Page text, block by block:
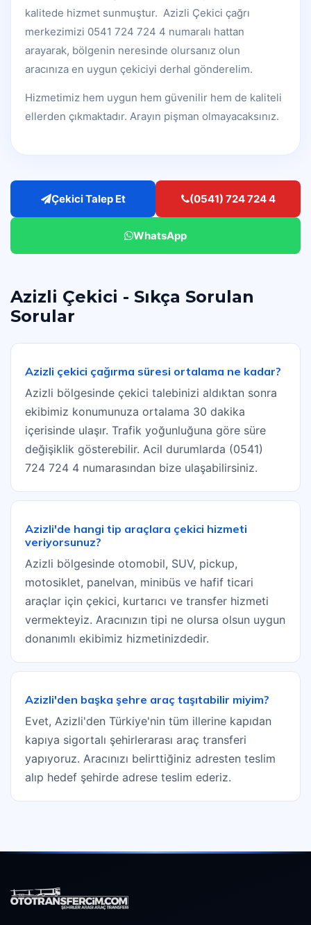
kalitede hizmet sunmuştur. Azizli Çekici çağrı
merkezimizi 0541 724 724 4 numaralı hattan
arayarak, bölgenin neresinde olursanız olun
aracınıza en uygun çekiciyi derhal gönderelim.
Hizmetimiz hem uygun hem güvenilir hem de kaliteli
ellerden çıkmaktadır. Arayın pişman olmayacaksınız.
Çekici Talep Et (0541) 724 724 4
WhatsApp
Azizli Çekici - Sıkça Sorulan
Sorular
Azizli çekici çağırma süresi ortalama ne kadar?
Azizli bölgesinde çekici talebinizi aldıktan sonra
ekibimiz konumunuza ortalama 30 dakika
içerisinde ulaşır. Trafik yoğunluğuna göre süre
değişiklik gösterebilir. Acil durumlarda (0541)
724 724 4 numarasından bize ulaşabilirsiniz.
Azizli'de hangi tip araçlara çekici hizmeti
veriyorsunuz?
Azizli bölgesinde otomobil, SUV, pickup,
motosiklet, panelvan, minibüs ve hafif ticari
araçlar için çekici, kurtarıcı ve transfer hizmeti
vermekteyiz. Aracınızın tipi ne olursa olsun uygun
donanımlı ekibimiz hizmetinizdedir.
Azizli'den başka şehre araç taşıtabilir miyim?
Evet, Azizli'den Türkiye'nin tüm illerine kapıdan
kapıya sigortalı şehirlerarası araç transferi
yapıyoruz. Aracınızı belirttiğiniz adresten teslim
alıp hedef şehirde adrese teslim ederiz.